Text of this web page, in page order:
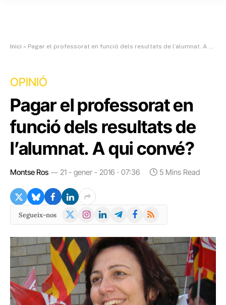
Inici » Pagar el professorat en funció dels resultats de l’alumnat. A qui convé?
OPINIÓ
Pagar el professorat en
funció dels resultats de
l’alumnat. A qui convé?
Montse Ros 21 - gener - 2016 · 07:36 5 Mins Read
Segueix-nos
X
Instagram
LinkedInTelegramFacebook
RSS